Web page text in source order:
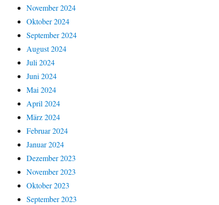
November 2024
Oktober 2024
September 2024
August 2024
Juli 2024
Juni 2024
Mai 2024
April 2024
März 2024
Februar 2024
Januar 2024
Dezember 2023
November 2023
Oktober 2023
September 2023